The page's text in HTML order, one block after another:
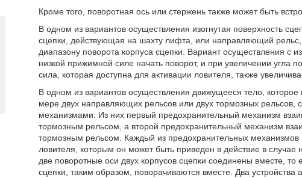
Кроме того, поворотная ось или стержень также может быть
В одном из вариантов осуществления изогнутая поверхность
сцепки, действующая на шахту лифта, или направляющий рельс,
диапазону поворота корпуса сцепки. Вариант осуществления с
низкой прижимной силе начать поворот, и при увеличении угла
сила, которая доступна для активации ловителя, также
В одном из вариантов осуществления движущееся тело,
мере двух направляющих рельсов или двух тормозных
механизмами. Из них первый предохранительный механизм
тормозным рельсом, а второй предохранительный механизм
тормозным рельсом. Каждый из предохранительных механизмов
ловителя, которым он может быть приведен в действие в
две поворотные оси двух корпусов сцепки соединены вместе,
сцепки, таким образом, поворачиваются вместе. Два устройства